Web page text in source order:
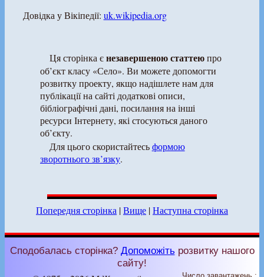
Довідка у Вікіпедії: uk.wikipedia.org
Ця сторінка єнезавершеною статтеюпро
об’єкт класу «Село». Ви можете допомогти
розвитку проекту, якщо надішлете нам для
публікації на сайті додаткові описи,
бібліографічні дані, посилання на інші
ресурси Інтернету, які стосуються даного
об’єкту.
Для цього скористайтесьформою
зворотнього зв’язку.
Попередня сторінка |Вище |Наступна сторінка
Сподобалась сторінка? Допоможітьрозвитку нашого
сайту!